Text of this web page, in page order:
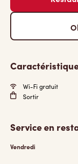
Wi-Fi gratuit
Sortir
Service en
Vendredi